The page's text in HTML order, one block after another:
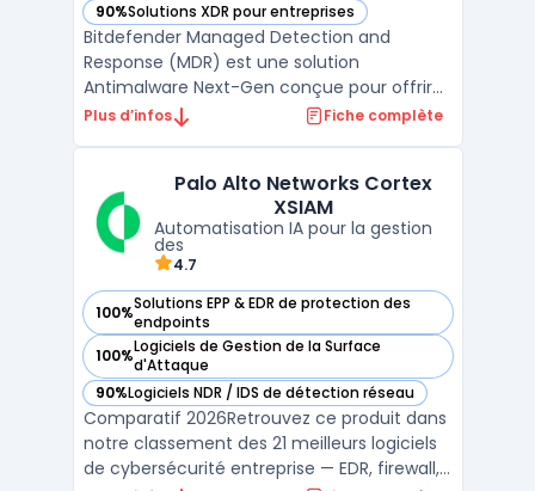
90%Solutions XDR pour entreprises
— voir Bitdefender Managed Detection and Services dans
Bitdefender Managed Detection and
Response (MDR) est une solution
Antimalware Next-Gen conçue pour offrir
une prévention et une remédiation contre
Bitdefender, intégrant un EDR intégré pour
une protection renforcée. Ell ...
Plus d’infos Fiche complète
Palo Alto Networks Cortex
XSIAM
Automatisation IA pour la gestion
des
4.7
100%Solutions EPP & EDR de protection des
endpoints
— voir Palo Alto Networks Cortex XSIAM dans cette
100%Logiciels de Gestion de la Surface
d'Attaque
— voir Palo Alto Networks Cortex XSIAM dans cette
90%Logiciels NDR / IDS de détection réseau
— voir Palo Alto Networks Cortex XSIAM dans cette
Comparatif 2026Retrouvez ce produit dans
notre classement des 21 meilleurs logiciels
de cybersécurité entreprise — EDR, firewall,